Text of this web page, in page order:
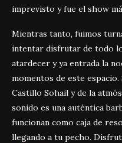
imprevisto y fue el show
Mientras tanto, fuimos
intentar disfrutar de todo
atardecer y ya entrada la
momentos de este espacio.
Castillo Sohail y de la
sonido es una auténtica
funcionan como caja de
llegando a tu pecho.